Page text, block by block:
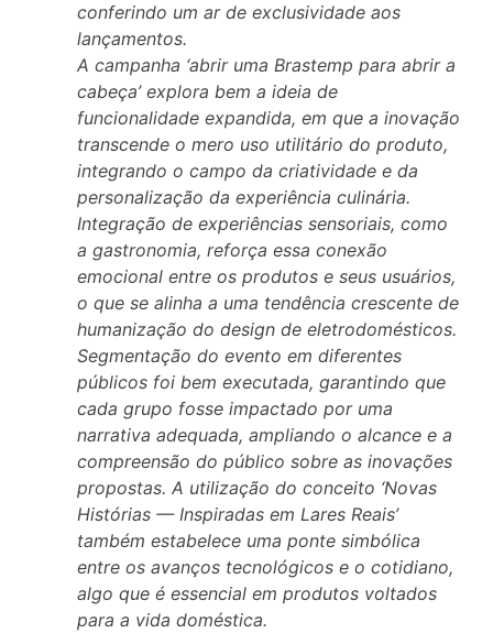
conferindo um ar de exclusividade aos
lançamentos.
A campanha ‘abrir uma Brastemp para abrir a
cabeça’ explora bem a ideia de
funcionalidade expandida, em que a inovação
transcende o mero uso utilitário do produto,
integrando o campo da criatividade e da
personalização da experiência culinária.
Integração de experiências sensoriais, como
a gastronomia, reforça essa conexão
emocional entre os produtos e seus usuários,
o que se alinha a uma tendência crescente de
humanização do design de eletrodomésticos.
Segmentação do evento em diferentes
públicos foi bem executada, garantindo que
cada grupo fosse impactado por uma
narrativa adequada, ampliando o alcance e a
compreensão do público sobre as inovações
propostas. A utilização do conceito ‘Novas
Histórias — Inspiradas em Lares Reais’
também estabelece uma ponte simbólica
entre os avanços tecnológicos e o cotidiano,
algo que é essencial em produtos voltados
para a vida doméstica.